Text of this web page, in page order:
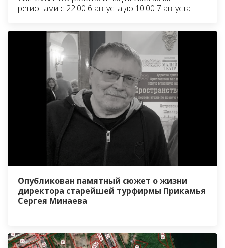
регионами с 22:00 6 августа до 10:00 7 августа
Опубликован памятный сюжет о жизни
директора старейшей турфирмы Прикамья
Сергея Минаева